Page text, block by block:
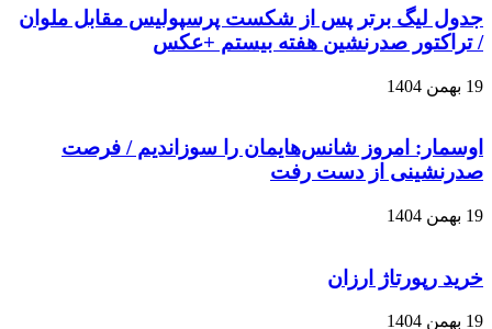
جدول لیگ برتر پس از شکست پرسپولیس مقابل ملوان
/ تراکتور صدرنشین هفته بیستم +عکس
19 بهمن 1404
اوسمار: امروز شانس‌هایمان را سوزاندیم / فرصت
صدرنشینی از دست رفت
19 بهمن 1404
خرید رپورتاژ ارزان
19 بهمن 1404